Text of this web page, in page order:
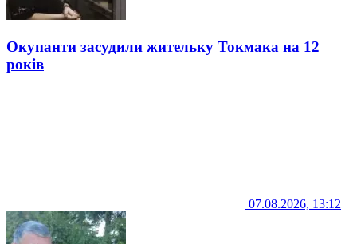
Окупанти засудили жительку Токмака на 12
років
07.08.2026, 13:12